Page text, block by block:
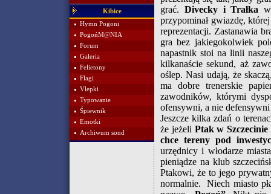
Kibice
Hymn Pogoni
PogońM@NIA
Forum
Galeria
Felietony
Flagi
Vlepki
Typowanie
Śpiewnik
Emotki
Archiwum sond
grać. Divecky i Trałka
przypominał gwiazdę,
reprezentacji. Zastanawia
gra bez jakiegokolwiek
napastnik stoi na linii
kilkanaście sekund, aż
oślep. Nasi udają, że
ma dobre trenerskie
zawodników, którymi
ofensywni, a nie
Jeszcze kilka zdań o
że jeżeli Ptak w
chce tereny pod
urzędnicy i włodarze
pieniądze na klub
Ptakowi, że to jego
normalnie. Niech miasto